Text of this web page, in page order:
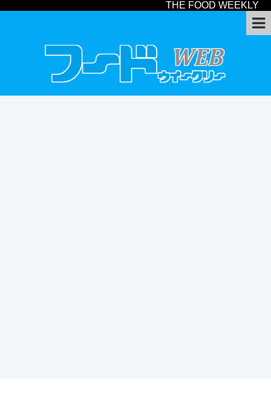
THE FOOD WEEKLY